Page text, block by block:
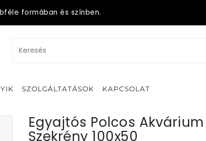
formában és színben.
SZOLGÁLTATÁSOK KAPCSOLAT
Egyajtós Polcos Akvárium
Szekrény 100x50